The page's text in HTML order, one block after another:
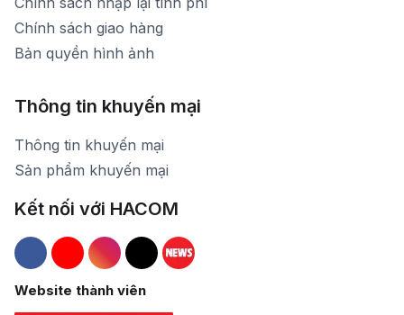
Chính sách giao hàng
Bản quyền hình ảnh
Thông tin khuyến mại
Thông tin khuyến mại
Sản phẩm khuyến mại
Kết nối với HACOM
Hacom Facebook
Hacom YouTube
Hacom Instagram
Hacom TikTok
Website thành viên